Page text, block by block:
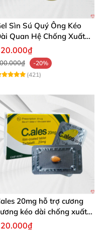
Sìn Sú Quý Ông Kéo
Quan Hệ Chống Xuất
Sớm
-20%
(421)
20mg hỗ trợ cương
kéo dài chống xuất
sớm thành phần